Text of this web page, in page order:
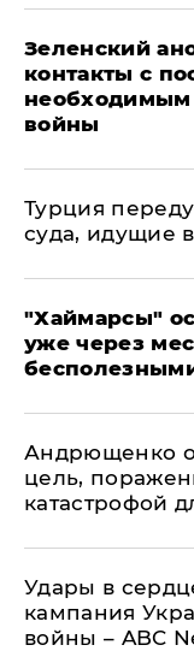
Зеленский
контакты с
войны
Турция
суда, идущие
"Хаймарсы"
уже через
Андрющенко
цель,
катастрофой
Удары в
кампания
войны – ABC